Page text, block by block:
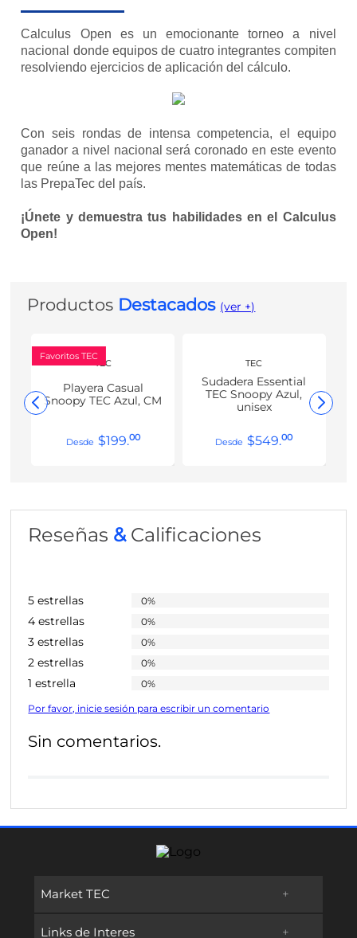
Calculus Open es un emocionante torneo a nivel
nacional donde equipos de cuatro integrantes compiten
resolviendo ejercicios de aplicación del cálculo.
Con seis rondas de intensa competencia, el equipo
ganador a nivel nacional será coronado en este evento
que reúne a las mejores mentes matemáticas de todas
las PrepaTec del país.
¡Únete y demuestra tus habilidades en el Calculus
Open!
Productos Destacados (ver +)
Favoritos TEC
TEC
Playera Casual
Snoopy TEC Azul, CM
$199.00
TEC
Sudadera Essential
TEC Snoopy Azul,
unisex
$549.00
Reseñas &Calificaciones
5 estrellas 0%
4 estrellas 0%
3 estrellas 0%
2 estrellas 0%
1 estrella 0%
Por favor, inicie sesión para escribir un comentario
Sin comentarios.
Market TEC +
Promociones
Links de Interes +